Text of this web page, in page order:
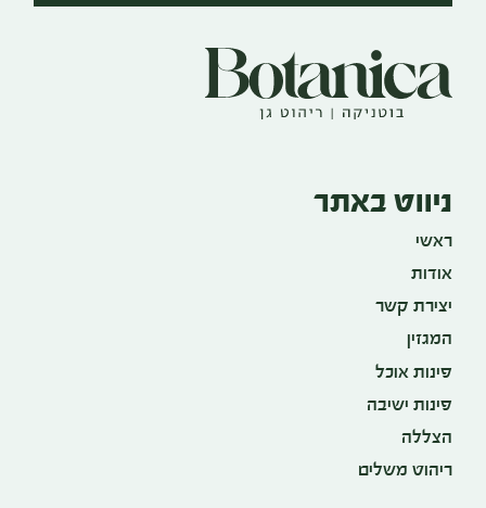
ניווט באתר
ראשי
אודות
יצירת קשר
המגזין
פינות אוכל
פינות ישיבה
הצללה
ריהוט משלים